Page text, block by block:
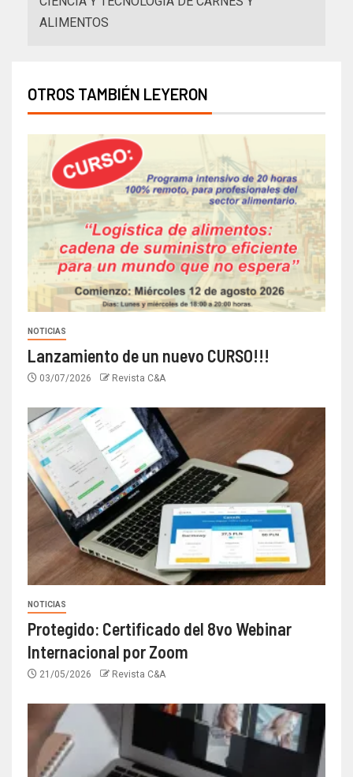
ALIMENTOS
OTROS TAMBIÉN LEYERON
NOTICIAS
Lanzamiento de un nuevo CURSO!!!
03/07/2026 Revista C&A
NOTICIAS
Protegido: Certificado del 8vo Webinar
Internacional por Zoom
21/05/2026 Revista C&A